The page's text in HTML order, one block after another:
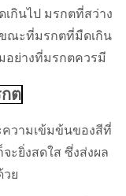
กินไป มรกตที่สว่าง
ขณะที่มรกตที่มืดเกิน
อย่างที่มรกตควรมี
ต
วามเข้มข้นของสีที่
ะยิ่งสดใส ซึ่งส่งผล
วย